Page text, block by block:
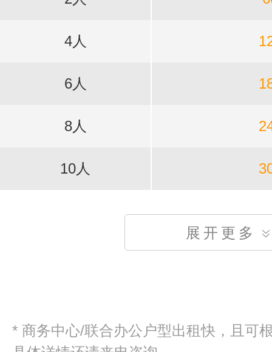
4人
6人
8人
10人
展开更多
* 商务中心/联合办公户型出租快，且可